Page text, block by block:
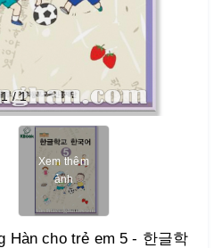
1/1
Xem thêm
ảnh
Hàn cho trẻ em 5 - 한글학